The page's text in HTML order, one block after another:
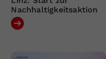
Nachhaltigkeitsaktion